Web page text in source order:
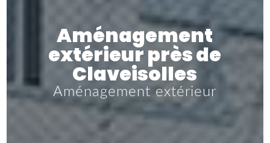
Aménagement
extérieur près de
Claveisolles
Aménagement extérieur